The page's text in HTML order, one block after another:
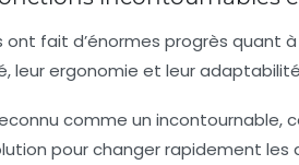
ont fait d’énormes progrès
leur ergonomie et leur
comme un incontournable,
pour changer rapidement